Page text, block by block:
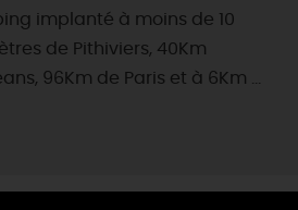
implanté à moins de 10
de Pithiviers, 40Km
96Km de Paris et à 6Km ...